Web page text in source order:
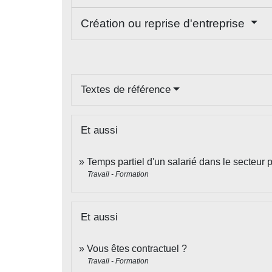
Création ou reprise d'entreprise
Textes de référence
Et aussi
Temps partiel d'un salarié dans le secteur
Travail - Formation
Et aussi
Vous êtes contractuel ?
Travail - Formation